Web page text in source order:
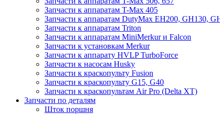
Запчасти к аппаратам T-Max 405
Запчасти к аппаратам DutyMax EH200, GH130,
Запчасти к аппаратам Triton
Запчасти к аппаратам MiniMerkur и Falcon
Запчасти к установкам Merkur
Запчасти к аппарату HVLP TurboForce
Запчасти к насосам Husky
Запчасти к краскопульту Fusion
Запчасти к краскопульту G15, G40
Запчасти к краскопультам Air Pro (Delta XT)
Запчасти по деталям
Шток поршня